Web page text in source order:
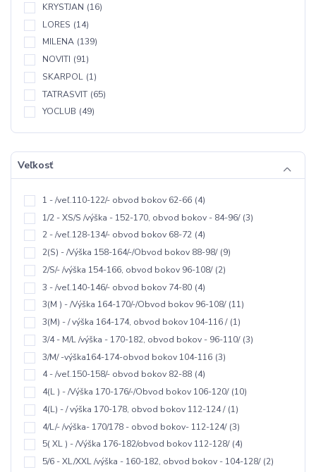
KRYSTJAN (16)
LORES (14)
MILENA (139)
NOVITI (91)
SKARPOL (1)
TATRASVIT (65)
YOCLUB (49)
Veľkosť
1 - /veľ.110-122/- obvod bokov 62-66 (4)
1/2 - XS/S /výška - 152-170, obvod bokov - 84-96/ (3)
2 - /veľ.128-134/- obvod bokov 68-72 (4)
2(S) - /Výška 158-164/-/Obvod bokov 88-98/ (9)
2/S/- /výška 154-166, obvod bokov 96-108/ (2)
3 - /veľ.140-146/- obvod bokov 74-80 (4)
3(M ) - /Výška 164-170/-/Obvod bokov 96-108/ (11)
3(M) - / výška 164-174, obvod bokov 104-116 / (1)
3/4 - M/L /výška - 170-182, obvod bokov - 96-110/ (3)
3/M/ -výška164-174-obvod bokov 104-116 (3)
4 - /veľ.150-158/- obvod bokov 82-88 (4)
4(L ) - /Výška 170-176/-/Obvod bokov 106-120/ (10)
4(L) - / výška 170-178, obvod bokov 112-124 / (1)
4/L/- /výška- 170/178 - obvod bokov- 112-124/ (3)
5( XL ) - /Výška 176-182/obvod bokov 112-128/ (4)
5/6 - XL/XXL /výška - 160-182, obvod bokov - 104-128/ (2)